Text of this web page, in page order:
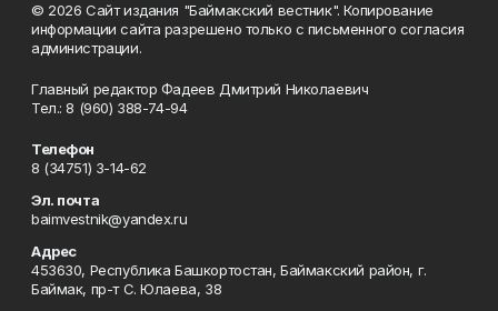
© 2026 Сайт издания "Баймакский вестник". Копирование
информации сайта разрешено только с письменного согласия
администрации.
Главный редактор Фадеев Дмитрий Николаевич
Тел.: 8 (960) 388-74-94
Телефон
8 (34751) 3-14-62
Эл. почта
baimvestnik@yandex.ru
Адрес
453630, Республика Башкортостан, Баймакский район, г.
Баймак, пр-т С. Юлаева, 38